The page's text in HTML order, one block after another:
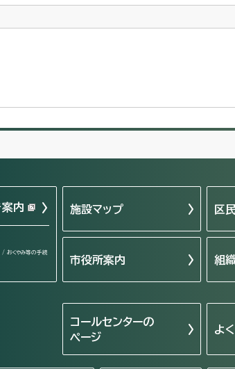
内
おくやみ等の手続
施設マップ 区
市役所案内 組
コールセンターの
ページ
よ